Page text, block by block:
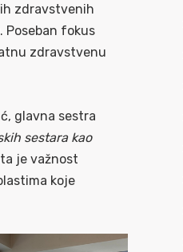
zdravstvenih
Poseban fokus
zdravstvenu
glavna sestra
sestara kao
je važnost
koje